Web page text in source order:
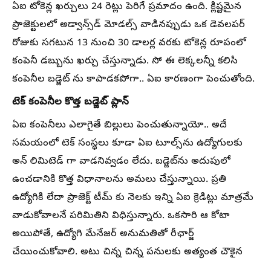
ఏఐ టోకెన్ల ఖర్చులు 24 రెట్లు పెరిగే ప్రమాదం ఉంది. క్లిష్టమైన
ప్రాజెక్టులలో అడ్వాన్స్‌డ్ మోడల్స్ వాడినప్పుడు ఒక డెవలపర్
రోజుకు సగటున 13 నుంచి 30 డాలర్ల వరకు టోకెన్ల రూపంలో
కంపెనీ డబ్బును ఖర్చు చేస్తున్నాడు. సో ఈ లెక్కలన్నీ కలిసి
కంపెనీల బడ్జెట్ ను కాపాడకపోగా.. ఏఐ కారణంగా పెంచుతోంది.
టెక్ కంపెనీల కొత్త బడ్జెట్ ప్లాన్
ఏఐ కంపెనీలు ఎలాగైతే బిల్లులు పెంచుతున్నాయో.. అదే
సమయంలో టెక్ సంస్థలు కూడా ఏఐ టూల్స్‌ను ఉద్యోగులకు
అన్ లిమిటెడ్ గా వాడనివ్వడం లేదు. బడ్జెట్‌ను అదుపులో
ఉంచడానికి కొత్త విధానాలను అమలు చేస్తున్నాయి. ప్రతి
ఉద్యోగికి లేదా ప్రాజెక్ట్ టీమ్ కు నెలకు ఇన్ని ఏఐ క్రెడిట్లు మాత్రమే
వాడుకోవాలనే పరిమితిని విధిస్తున్నారు. ఒకసారి ఆ కోటా
అయిపోతే, ఉద్యోగి మేనేజర్ అనుమతితో రీఛార్జ్
చేయించుకోవాలి. అటు చిన్న చిన్న పనులకు అత్యంత చౌకైన